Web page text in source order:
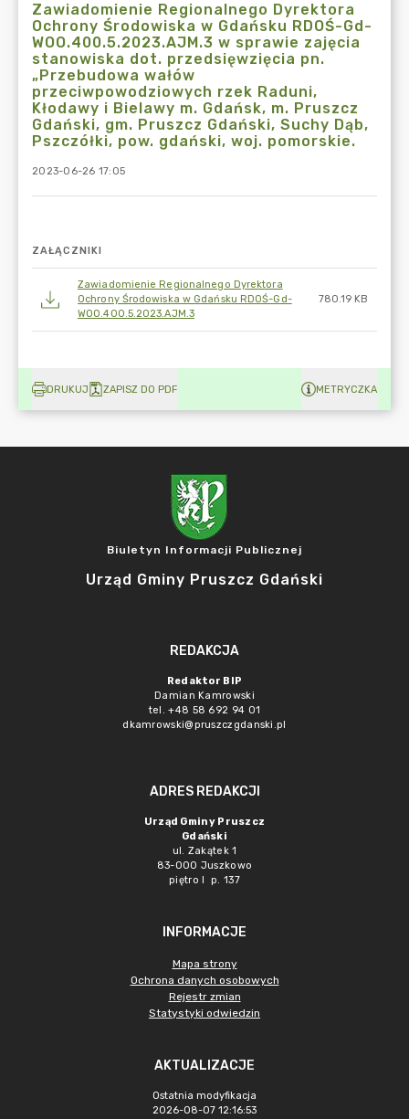
Zawiadomienie Regionalnego Dyrektora
Ochrony Środowiska w Gdańsku RDOŚ-Gd-
WOO.400.5.2023.AJM.3 w sprawie zajęcia
stanowiska dot. przedsięwzięcia pn.
„Przebudowa wałów
przeciwpowodziowych rzek Raduni,
Kłodawy i Bielawy m. Gdańsk, m. Pruszcz
Gdański, gm. Pruszcz Gdański, Suchy Dąb,
Pszczółki, pow. gdański, woj. pomorskie.
2023-06-26 17:05
ZAŁĄCZNIKI
Zawiadomienie Regionalnego Dyrektora
Ochrony Środowiska w Gdańsku RDOŚ-Gd-
WOO.400.5.2023.AJM.3
780.19 KB
DRUKUJ ZAPISZ DO PDF METRYCZKA
Biuletyn Informacji Publicznej
Urząd Gminy Pruszcz Gdański
REDAKCJA
Redaktor BIP
Damian Kamrowski
tel. +48 58 692 94 01
dkamrowski@pruszczgdanski.pl
ADRES REDAKCJI
Urząd Gminy Pruszcz
Gdański
ul. Zakątek 1
83-000 Juszkowo
piętro I p. 137
INFORMACJE
Mapa strony
Ochrona danych osobowych
Rejestr zmian
Statystyki odwiedzin
AKTUALIZACJE
Ostatnia modyfikacja
2026-08-07 12:16:53